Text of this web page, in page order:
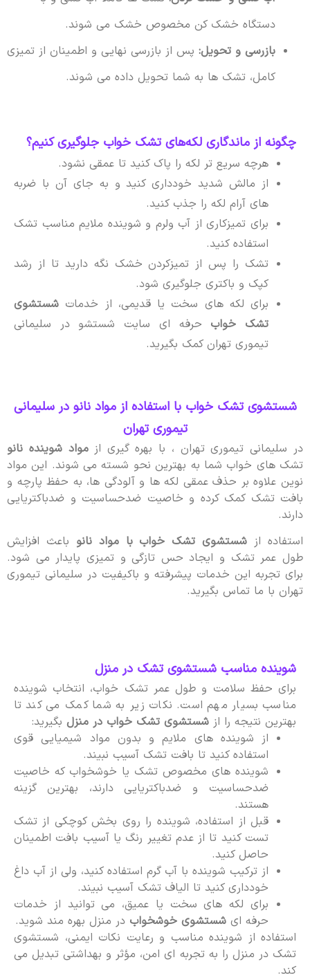
دستگاه خشک کن مخصوص خشک می شوند.
بازرسی و تحویل:پس از بازرسی نهایی و اطمینان از تمیزی
کامل، تشک ها به شما تحویل داده می شوند.
چگونه از ماندگاری لکه‌های تشک خواب جلوگیری کنیم؟
هرچه سریع تر لکه را پاک کنید تا عمقی نشود.
از مالش شدید خودداری کنید و به جای آن با ضربه
های آرام لکه را جذب کنید.
برای تمیزکاری از آب ولرم و شوینده ملایم مناسب تشک
استفاده کنید.
تشک را پس از تمیزکردن خشک نگه دارید تا از رشد
کپک و باکتری جلوگیری شود.
برای لکه های سخت یا قدیمی، از خدمات شستشوی
تشک خوابحرفه ای سایت شستشو در سلیمانی
تیموری تهران کمک بگیرید.
شستشوی تشک خواب با استفاده از مواد نانو در سلیمانی
تیموری تهران
در سلیمانی تیموری تهران ، با بهره گیری از مواد شوینده نانو
تشک های خواب شما به بهترین نحو شسته می شوند. این مواد
نوین علاوه بر حذف عمقی لکه ها و آلودگی ها، به حفظ پارچه و
بافت تشک کمک کرده و خاصیت ضدحساسیت و ضدباکتریایی
دارند.
استفاده از شستشوی تشک خواب با مواد نانوباعث افزایش
طول عمر تشک و ایجاد حس تازگی و تمیزی پایدار می شود.
برای تجربه این خدمات پیشرفته و باکیفیت در سلیمانی تیموری
تهران با ما تماس بگیرید.
شوینده مناسب شستشوی تشک در منزل
برای حفظ سلامت و طول عمر تشک خواب، انتخاب شوینده
مناسب بسیار مهم است. نکات زیر به شما کمک می کند تا
بهترین نتیجه را از شستشوی تشک خواب در منزلبگیرید:
از شوینده های ملایم و بدون مواد شیمیایی قوی
استفاده کنید تا بافت تشک آسیب نبیند.
شوینده های مخصوص تشک یا خوشخواب که خاصیت
ضدحساسیت و ضدباکتریایی دارند، بهترین گزینه
هستند.
قبل از استفاده، شوینده را روی بخش کوچکی از تشک
تست کنید تا از عدم تغییر رنگ یا آسیب بافت اطمینان
حاصل کنید.
از ترکیب شوینده با آب گرم استفاده کنید، ولی از آب داغ
خودداری کنید تا الیاف تشک آسیب نبیند.
برای لکه های سخت یا عمیق، می توانید از خدمات
حرفه ای شستشوی خوشخوابدر منزل بهره مند شوید.
استفاده از شوینده مناسب و رعایت نکات ایمنی، شستشوی
تشک در منزل را به تجربه ای امن، مؤثر و بهداشتی تبدیل می
کند.